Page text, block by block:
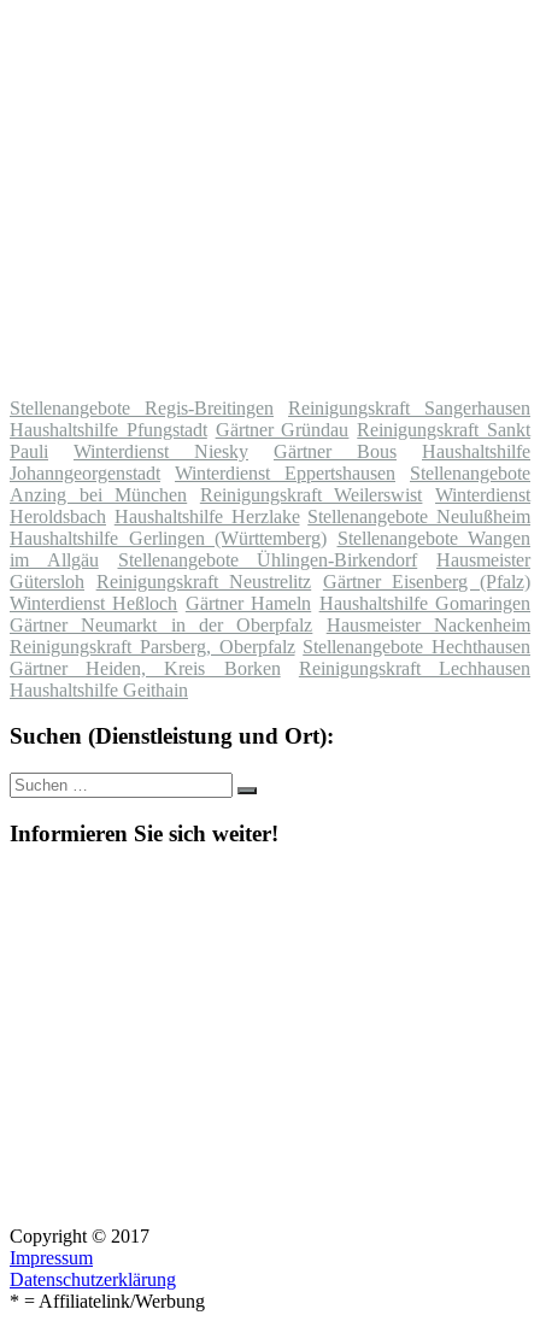
Stellenangebote Regis-Breitingen
Reinigungskraft Sangerhausen
Haushaltshilfe Pfungstadt Gärtner Gründau Reinigungskraft Sankt
Pauli
Winterdienst Niesky Gärtner Bous
Haushaltshilfe
Johanngeorgenstadt
Winterdienst Eppertshausen
Stellenangebote
Anzing bei München
Reinigungskraft Weilerswist
Winterdienst
Heroldsbach Haushaltshilfe Herzlake Stellenangebote Neulußheim
Haushaltshilfe Gerlingen (Württemberg) Stellenangebote Wangen
im Allgäu
Stellenangebote Ühlingen-Birkendorf
Hausmeister
Gütersloh
Reinigungskraft Neustrelitz Gärtner Eisenberg (Pfalz)
Winterdienst Heßloch Gärtner Hameln Haushaltshilfe Gomaringen
Gärtner Neumarkt in der Oberpfalz
Hausmeister Nackenheim
Reinigungskraft Parsberg, Oberpfalz Stellenangebote Hechthausen
Gärtner Heiden, Kreis Borken
Reinigungskraft Lechhausen
Haushaltshilfe Geithain
Suchen (Dienstleistung und Ort):
Suche
nach:
Suchen
Informieren Sie sich weiter!
Copyright © 2017
Impressum
Datenschutzerklärung
* = Affiliatelink/Werbung